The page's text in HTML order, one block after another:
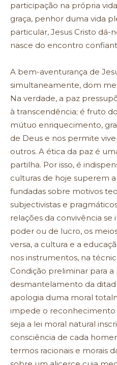
participação na própria
graça, penhor duma vida
particular, Jesus Cristo dá-
nasce do encontro
A bem-aventurança de
simultaneamente, dom
Na verdade, a paz
à transcendência; é fruto
mútuo enriquecimento,
de Deus e nos permite
outros. A ética da paz é
partilha. Por isso, é
culturas de hoje superem
fundadas sobre motivos
subjectivistas e
relações da convivência
poder ou de lucro, os
versa, a cultura e a
nos instrumentos, na
Condição preliminar para a
desmantelamento da
apologia duma moral
impede o
seja a lei moral natural
consciência de cada
termos racionais e morais